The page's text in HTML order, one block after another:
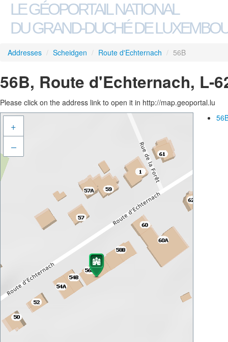
LE GÉOPORTAIL NATIONAL
DU GRAND-DUCHÉ DE
Addresses / Scheidgen / Route d'Echternach / 56B
56B, Route d'Echternach, L-
Please click on the address link to open it in http://map.geoportal.lu
+
–